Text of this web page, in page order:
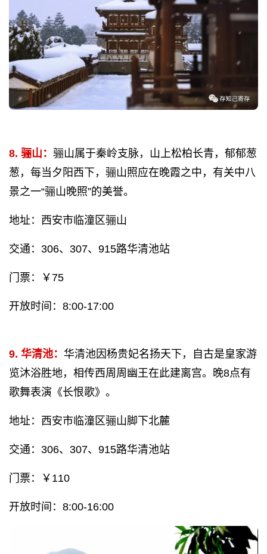
8. 骊山： 骊山属于秦岭支脉，山上松柏长青，郁郁葱
葱，每当夕阳西下，骊山照应在晚霞之中，有关中八
景之一“骊山晚照”的美誉。
地址：西安市临潼区骊山
交通：306、307、915路华清池站
门票：￥75
开放时间：8:00-17:00
9. 华清池： 华清池因杨贵妃名扬天下，自古是皇家游
览沐浴胜地，相传西周周幽王在此建离宫。晚8点有
歌舞表演《长恨歌》。
地址：西安市临潼区骊山脚下北麓
交通：306、307、915路华清池站
门票：￥110
开放时间：8:00-16:00